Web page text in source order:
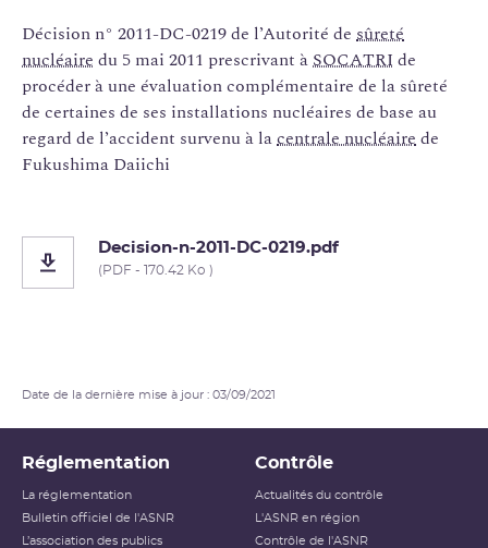
Décision n° 2011-DC-0219 de l’Autorité de sûreté
nucléaire du 5 mai 2011 prescrivant àSOCATRI de
procéder à une évaluation complémentaire de la sûreté
de certaines de ses installations nucléaires de base au
regard de l’accident survenu à lacentrale nucléairede
Fukushima Daiichi
Decision-n-2011-DC-0219.pdf
(PDF - 170.42 Ko )
Date de la dernière mise à jour : 03/09/2021
Réglementation
La réglementation
Bulletin officiel de l'ASNR
L’association des publics
Contrôle
Actualités du contrôle
L'ASNR en région
Contrôle de l'ASNR